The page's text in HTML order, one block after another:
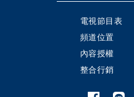
電視節目表
頻道位置
內容授權
整合行銷